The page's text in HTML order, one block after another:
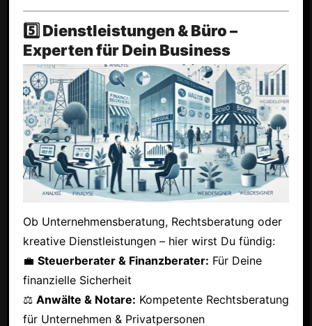
5️⃣ Dienstleistungen & Büro –
Experten für Dein Business
Ob Unternehmensberatung, Rechtsberatung oder
kreative Dienstleistungen – hier wirst Du fündig:
💼 Steuerberater & Finanzberater: Für Deine
finanzielle Sicherheit
⚖ Anwälte & Notare: Kompetente Rechtsberatung
für Unternehmen & Privatpersonen